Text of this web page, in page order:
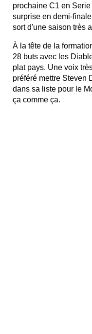
prochaine C1 en
surprise en demi-
sort d'une saison très
À la tête de la
28 buts avec les
plat pays. Une voix
préféré mettre Steven
dans sa liste pour le
ça comme ça.